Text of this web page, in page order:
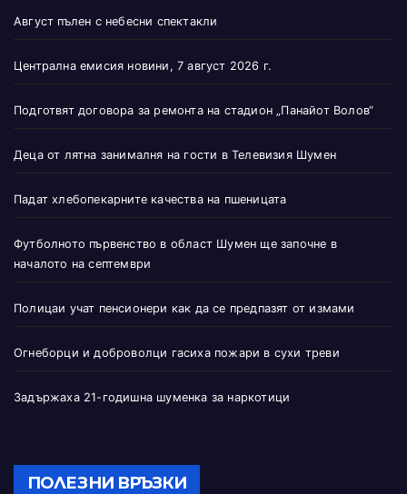
Август пълен с небесни спектакли
Централна емисия новини, 7 август 2026 г.
Подготвят договора за ремонта на стадион „Панайот Волов“
Деца от лятна занималня на гости в Телевизия Шумен
Падат хлебопекарните качества на пшеницата
Футболното първенство в област Шумен ще започне в
началото на септември
Полицаи учат пенсионери как да се предпазят от измами
Огнеборци и доброволци гасиха пожари в сухи треви
Задържаха 21-годишна шуменка за наркотици
ПОЛЕЗНИ ВРЪЗКИ